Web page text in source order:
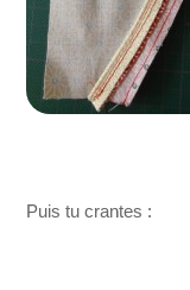
Puis tu crantes :